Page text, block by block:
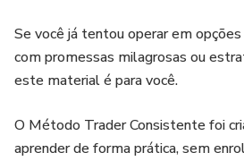
Se você já tentou operar em
com promessas milagrosas ou
este material é para você.
O Método Trader Consistente foi
aprender de forma prática, sem